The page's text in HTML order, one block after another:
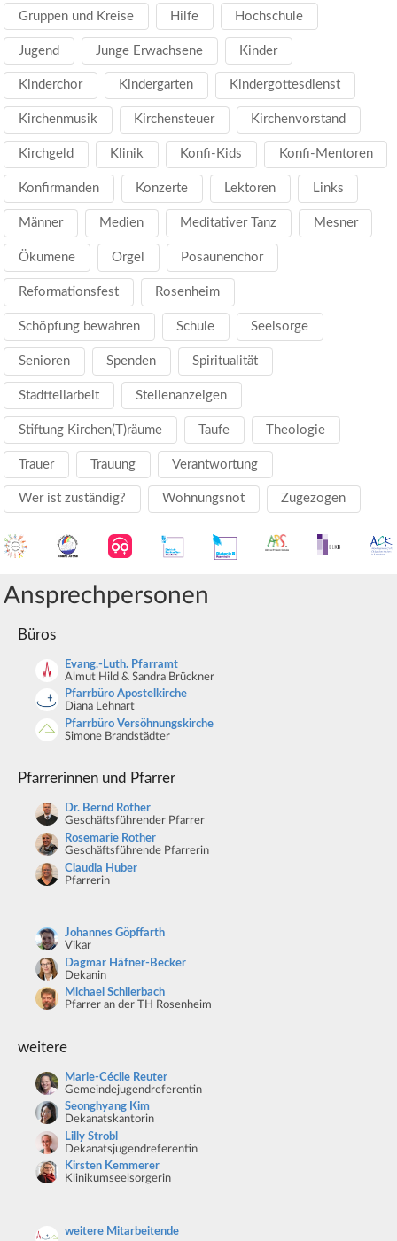
Gruppen und Kreise Hilfe Hochschule
Jugend Junge Erwachsene Kinder
Kinderchor Kindergarten Kindergottesdienst
Kirchenmusik Kirchensteuer Kirchenvorstand
Kirchgeld Klinik Konfi-Kids Konfi-Mentoren
Konfirmanden Konzerte Lektoren Links
Männer Medien Meditativer Tanz Mesner
Ökumene Orgel Posaunenchor
Reformationsfest Rosenheim
Schöpfung bewahren Schule Seelsorge
Senioren Spenden Spiritualität
Stadtteilarbeit Stellenanzeigen
Stiftung Kirchen(T)räume Taufe Theologie
Trauer Trauung Verantwortung
Wer ist zuständig? Wohnungsnot Zugezogen
Ansprechpersonen
Büros
Evang.-Luth. Pfarramt
Almut Hild & Sandra Brückner
Pfarrbüro Apostelkirche
Diana Lehnart
Pfarrbüro Versöhnungskirche
Simone Brandstädter
Pfarrerinnen und Pfarrer
Dr. Bernd Rother
Geschäftsführender Pfarrer
Rosemarie Rother
Geschäftsführende Pfarrerin
Claudia Huber
Pfarrerin
Johannes Göpffarth
Vikar
Dagmar Häfner-Becker
Dekanin
Michael Schlierbach
Pfarrer an der TH Rosenheim
weitere
Marie-Cécile Reuter
Gemeindejugendreferentin
Seonghyang Kim
Dekanatskantorin
Lilly Strobl
Dekanatsjugendreferentin
Kirsten Kemmerer
Klinikumseelsorgerin
weitere Mitarbeitende